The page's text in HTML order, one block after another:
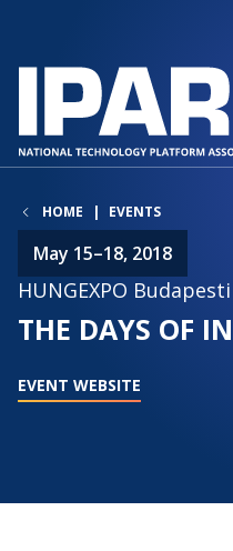
HOME EVENTS
May 15–18, 2018
HUNGEXPO
THE DAYS OF
EVENT WEBSITE